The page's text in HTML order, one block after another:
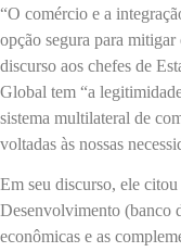
“O comércio e a
opção segura para
discurso aos chefes de
Global tem “a
sistema multilateral de
voltadas às nossas
Em seu discurso, ele
Desenvolvimento (banco
econômicas e as